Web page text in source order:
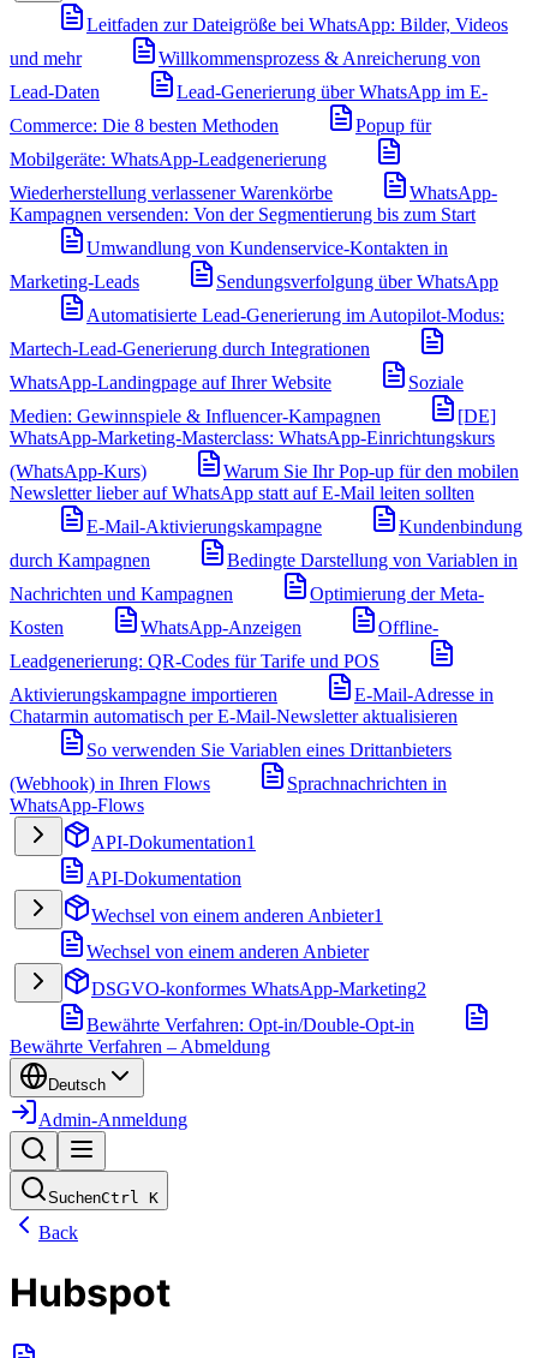
Leitfaden zur Dateigröße bei WhatsApp: Bilder, Videos
und mehr
Willkommensprozess & Anreicherung von
Lead-Daten
Lead-Generierung über WhatsApp im E-
Commerce: Die 8 besten Methoden
Popup für
Mobilgeräte: WhatsApp-Leadgenerierung
Wiederherstellung verlassener Warenkörbe
WhatsApp-
Kampagnen versenden: Von der Segmentierung bis zum Start
Umwandlung von Kundenservice-Kontakten in
Marketing-Leads
Sendungsverfolgung über WhatsApp
Automatisierte Lead-Generierung im Autopilot-Modus:
Martech-Lead-Generierung durch Integrationen
WhatsApp-Landingpage auf Ihrer Website
Soziale
Medien: Gewinnspiele & Influencer-Kampagnen
[DE]
WhatsApp-Marketing-Masterclass: WhatsApp-Einrichtungskurs
(WhatsApp-Kurs)
Warum Sie Ihr Pop-up für den mobilen
Newsletter lieber auf WhatsApp statt auf E-Mail leiten sollten
E-Mail-Aktivierungskampagne
Kundenbindung
durch Kampagnen
Bedingte Darstellung von Variablen in
Nachrichten und Kampagnen
Optimierung der Meta-
Kosten
WhatsApp-Anzeigen
Offline-
Leadgenerierung: QR-Codes für Tarife und POS
Aktivierungskampagne importieren
E-Mail-Adresse in
Chatarmin automatisch per E-Mail-Newsletter aktualisieren
So verwenden Sie Variablen eines Drittanbieters
(Webhook) in Ihren Flows
Sprachnachrichten in
WhatsApp-Flows
API-Dokumentation1
API-Dokumentation
Wechsel von einem anderen Anbieter1
Wechsel von einem anderen Anbieter
DSGVO-konformes WhatsApp-Marketing2
Bewährte Verfahren: Opt-in/Double-Opt-in
Bewährte Verfahren – Abmeldung
Deutsch
Admin-Anmeldung
SuchenCtrl K
Back
Hubspot